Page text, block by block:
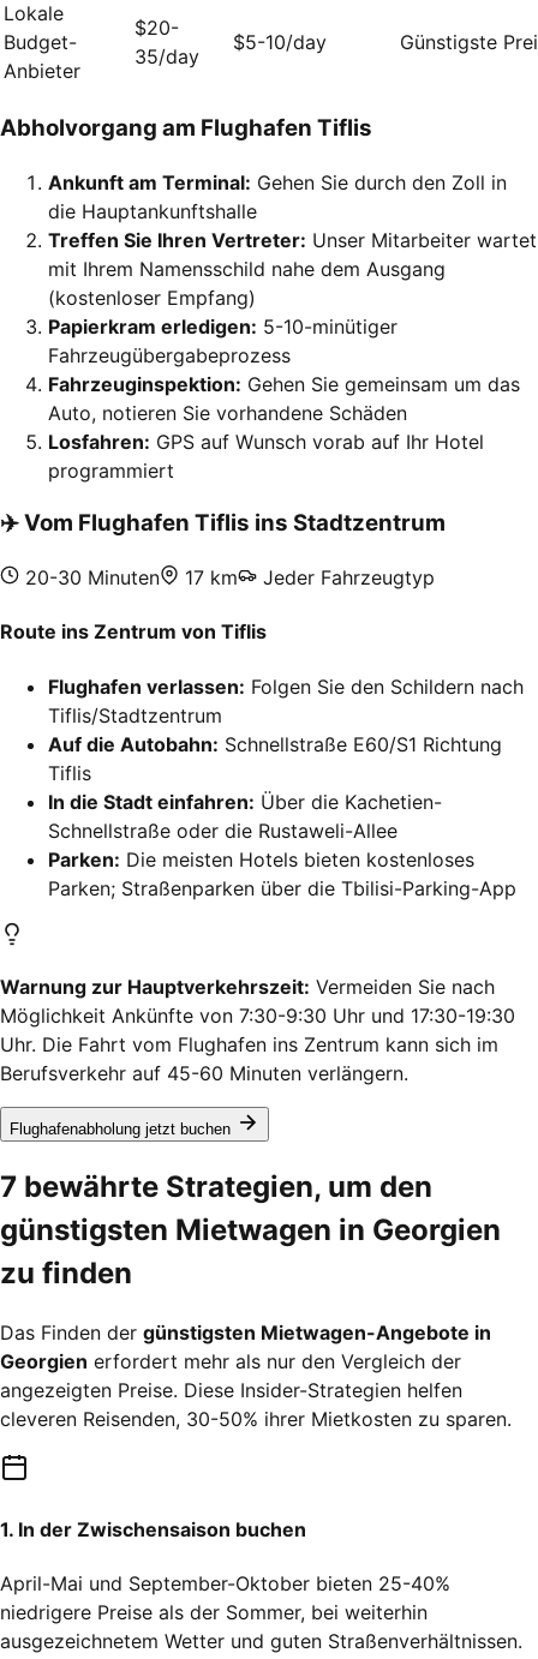
Lokale
Budget-
Anbieter
$20-
35/day
$5-10/day Günstigste
Abholvorgang am Flughafen Tiflis
Ankunft am Terminal: Gehen Sie durch den Zoll in
die Hauptankunftshalle
Treffen Sie Ihren Vertreter: Unser Mitarbeiter wartet
mit Ihrem Namensschild nahe dem Ausgang
(kostenloser Empfang)
Papierkram erledigen: 5-10-minütiger
Fahrzeugübergabeprozess
Fahrzeuginspektion: Gehen Sie gemeinsam um das
Auto, notieren Sie vorhandene Schäden
Losfahren: GPS auf Wunsch vorab auf Ihr Hotel
programmiert
✈️Vom Flughafen Tiflis ins Stadtzentrum
20-30 Minuten 17 km Jeder Fahrzeugtyp
Route ins Zentrum von Tiflis
Flughafen verlassen: Folgen Sie den Schildern nach
Tiflis/Stadtzentrum
Auf die Autobahn: Schnellstraße E60/S1 Richtung
Tiflis
In die Stadt einfahren: Über die Kachetien-
Schnellstraße oder die Rustaweli-Allee
Parken: Die meisten Hotels bieten kostenloses
Parken; Straßenparken über die Tbilisi-Parking-App
Warnung zur Hauptverkehrszeit: Vermeiden Sie nach
Möglichkeit Ankünfte von 7:30-9:30 Uhr und 17:30-19:30
Uhr. Die Fahrt vom Flughafen ins Zentrum kann sich im
Berufsverkehr auf 45-60 Minuten verlängern.
Flughafenabholung jetzt buchen
7 bewährte Strategien, um den
günstigsten Mietwagen in Georgien
zu finden
Das Finden der günstigsten Mietwagen-Angebote in
Georgien erfordert mehr als nur den Vergleich der
angezeigten Preise. Diese Insider-Strategien helfen
cleveren Reisenden, 30-50% ihrer Mietkosten zu sparen.
1. In der Zwischensaison buchen
April-Mai und September-Oktober bieten 25-40%
niedrigere Preise als der Sommer, bei weiterhin
ausgezeichnetem Wetter und guten Straßenverhältnissen.